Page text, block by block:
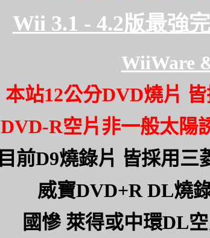
Wii 3.1 - 4.2版最強
WiiWare
本站12公分DVD燒片
DVD-R空片非一般太陽
目前D9燒錄片 皆採用三
威寶DVD+R DL燒
國慘 萊得或中環DL